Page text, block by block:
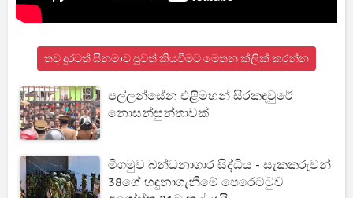
තව දුරටත් සිනමාව පුවත් කියවීමට මෙතන ක්ලික් කරන්න
පල්ලන්සේන එළිමහන් සිරකඳවුරේ
නොසන්සුන්තාවක්
මීගමුව බන්ධනාගාර සිද්ධිය - සැකකරුවන්
38ගේ හඳුනාගැනීමේ පෙරෙට්ටුව